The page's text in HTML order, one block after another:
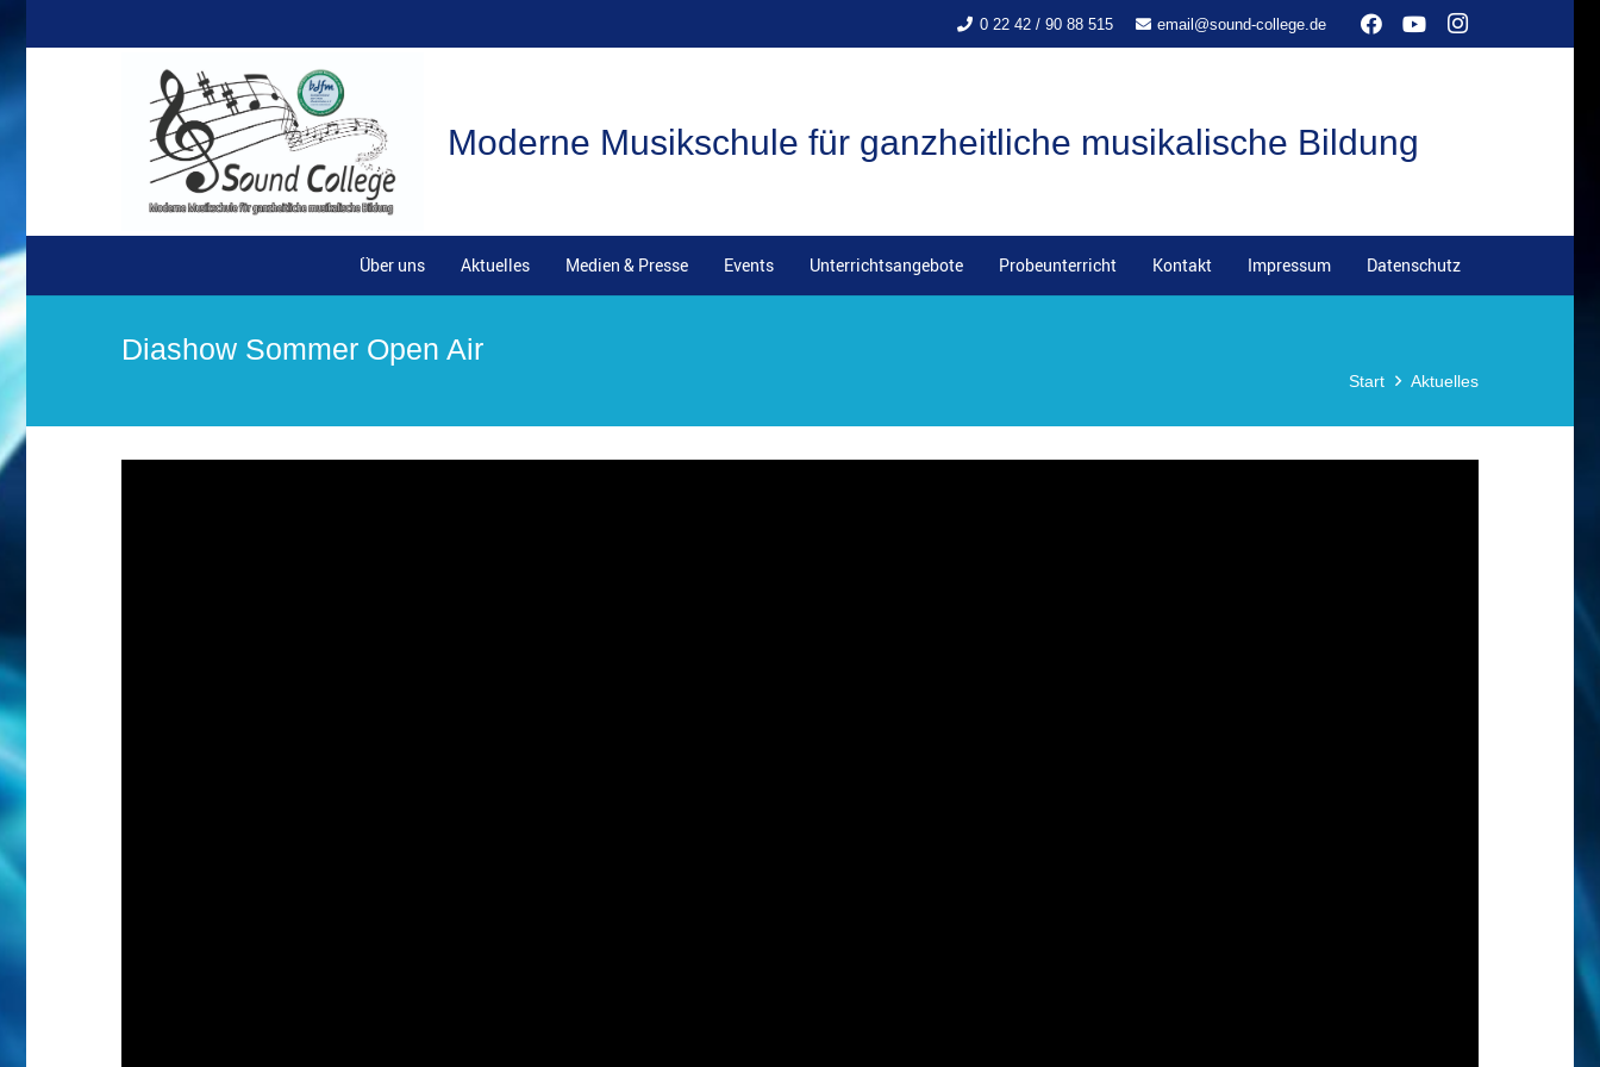
0 22 42 / 90 88 515 email@sound-college.de
Moderne Musikschule für ganzheitliche musikalische Bildung
Über uns Aktuelles Medien & Presse Events Unterrichtsangebote Probeunterricht Kontakt Impressum Datenschutz
Diashow Sommer Open Air
Start Aktuelles